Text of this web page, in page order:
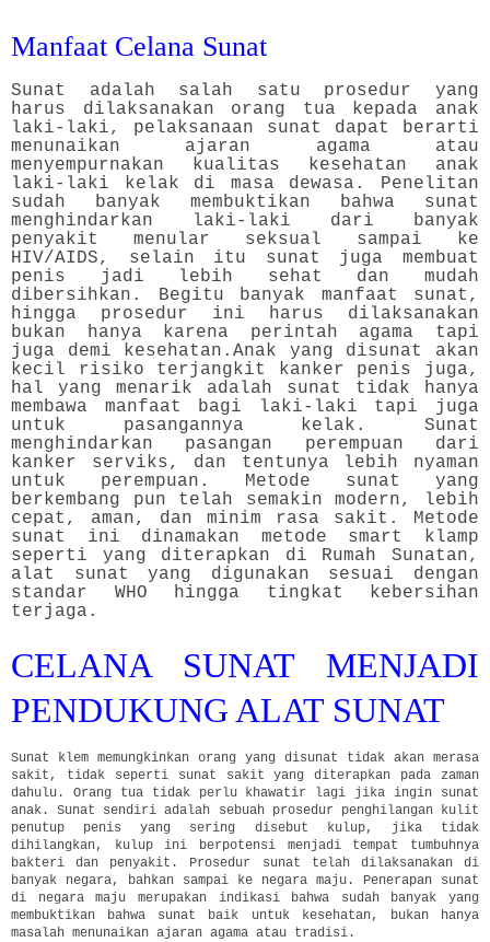
Manfaat Celana Sunat
Sunat adalah salah satu prosedur yang
harus dilaksanakan orang tua kepada anak
laki-laki, pelaksanaan sunat dapat berarti
menunaikan ajaran agama atau
menyempurnakan kualitas kesehatan anak
laki-laki kelak di masa dewasa. Penelitan
sudah banyak membuktikan bahwa sunat
menghindarkan laki-laki dari banyak
penyakit menular seksual sampai ke
HIV/AIDS, selain itu sunat juga membuat
penis jadi lebih sehat dan mudah
dibersihkan. Begitu banyak manfaat sunat,
hingga prosedur ini harus dilaksanakan
bukan hanya karena perintah agama tapi
juga demi kesehatan.Anak yang disunat akan
kecil risiko terjangkit kanker penis juga,
hal yang menarik adalah sunat tidak hanya
membawa manfaat bagi laki-laki tapi juga
untuk pasangannya kelak. Sunat
menghindarkan pasangan perempuan dari
kanker serviks, dan tentunya lebih nyaman
untuk perempuan. Metode sunat yang
berkembang pun telah semakin modern, lebih
cepat, aman, dan minim rasa sakit. Metode
sunat ini dinamakan metode smart klamp
seperti yang diterapkan di Rumah Sunatan,
alat sunat yang digunakan sesuai dengan
standar WHO hingga tingkat kebersihan
terjaga.
CELANA SUNAT MENJADI
PENDUKUNG ALAT SUNAT
Sunat klem memungkinkan orang yang disunat tidak akan merasa
sakit, tidak seperti sunat sakit yang diterapkan pada zaman
dahulu. Orang tua tidak perlu khawatir lagi jika ingin sunat
anak. Sunat sendiri adalah sebuah prosedur penghilangan kulit
penutup penis yang sering disebut kulup, jika tidak
dihilangkan, kulup ini berpotensi menjadi tempat tumbuhnya
bakteri dan penyakit. Prosedur sunat telah dilaksanakan di
banyak negara, bahkan sampai ke negara maju. Penerapan sunat
di negara maju merupakan indikasi bahwa sudah banyak yang
membuktikan bahwa sunat baik untuk kesehatan, bukan hanya
masalah menunaikan ajaran agama atau tradisi.